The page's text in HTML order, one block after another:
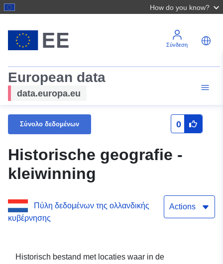
How do you know?
Σύνδεση
European data
data.europa.eu
Σύνολο δεδομένων 0
Historische geografie -
kleiwinning
Πύλη δεδομένων της ολλανδικής
κυβέρνησης
Actions
Historisch bestand met locaties waar in de